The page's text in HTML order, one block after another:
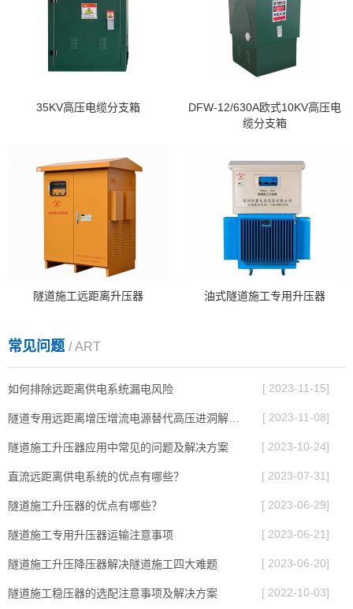
35KV高压电缆分支箱
DFW-12/630A欧式10KV高压电
缆分支箱
隧道施工远距离升压器 油式隧道施工专用升压器
常见问题 / ART
如何排除远距离供电系统漏电风险 [ 2023-11-15]
隧道专用远距离增压增流电源替代高压进洞解决电压不足问题 [ 2023-11-08]
隧道施工升压器应用中常见的问题及解决方案 [ 2023-10-24]
直流远距离供电系统的优点有哪些？ [ 2023-07-31]
隧道施工升压器的优点有哪些？ [ 2023-06-29]
隧道施工专用升压器运输注意事项 [ 2023-06-21]
隧道施工升压降压器解决隧道施工四大难题 [ 2023-06-20]
隧道施工稳压器的选配注意事项及解决方案 [ 2022-10-03]